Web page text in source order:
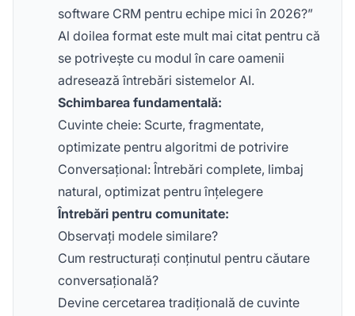
software CRM pentru echipe mici în 2026?”
Al doilea format este mult mai citat pentru că
se potrivește cu modul în care oamenii
adresează întrebări sistemelor AI.
Schimbarea fundamentală:
Cuvinte cheie: Scurte, fragmentate,
optimizate pentru algoritmi de potrivire
Conversațional: Întrebări complete, limbaj
natural, optimizat pentru înțelegere
Întrebări pentru comunitate:
Observați modele similare?
Cum restructurați conținutul pentru căutare
conversațională?
Devine cercetarea tradițională de cuvinte